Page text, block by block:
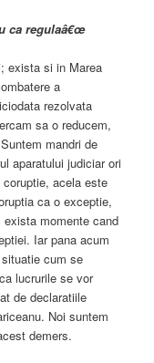
ca regulaâ€œ
exista si in Marea
a
rezolvata
sa o reducem,
mandri de
aparatului judiciar ori
acela este
ca o exceptie,
momente cand
Iar pana acum
cum se
lucrurile se vor
de declaratiile
Noi suntem
demers.